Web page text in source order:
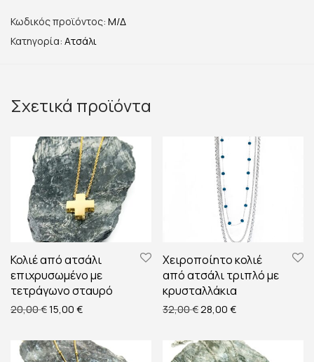
Κωδικός προϊόντος: Μ/Δ
Κατηγορία: Ατσάλι
Σχετικά προϊόντα
Κολιέ από ατσάλι
επιχρυσωμένο με
τετράγωνο σταυρό
20,00€Original price was: 20,00 €.
15,00 €Η τρέχουσα τιμή είναι: 15,00 €.
Χειροποίητο κολιέ
από ατσάλι τριπλό με
κρυσταλλάκια
32,00€ Original price was:
28,00 €Η τρέχουσα τιμή